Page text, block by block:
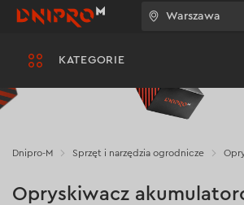
KATEGORIE
Warszawa
Dnipro-M Sprzęt i narzędzia ogrodnicze
Opryskiwacz